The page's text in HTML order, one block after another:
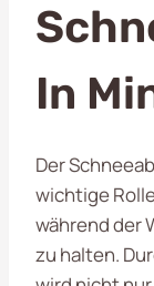
In
Der
wichtige
während der
zu halten.